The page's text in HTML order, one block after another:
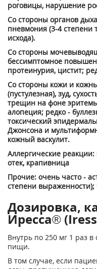
роговицы, нарушение
Со стороны органов
пневмония (3-4 степени
исхода).
Со стороны
бессимптомное
протеинурия, цистит;
Со стороны кожи и
(пустулезная), зуд,
трещин на фоне
алопеция; редко -
токсический
Джонсона и
кожный васкулит.
Аллергические
отек, крапивница
Прочие: очень часто -
степени выраженности);
Дозировка,
Иресса®
Внутрь по 250 мг 1 раз
пищи.
В том случае, если